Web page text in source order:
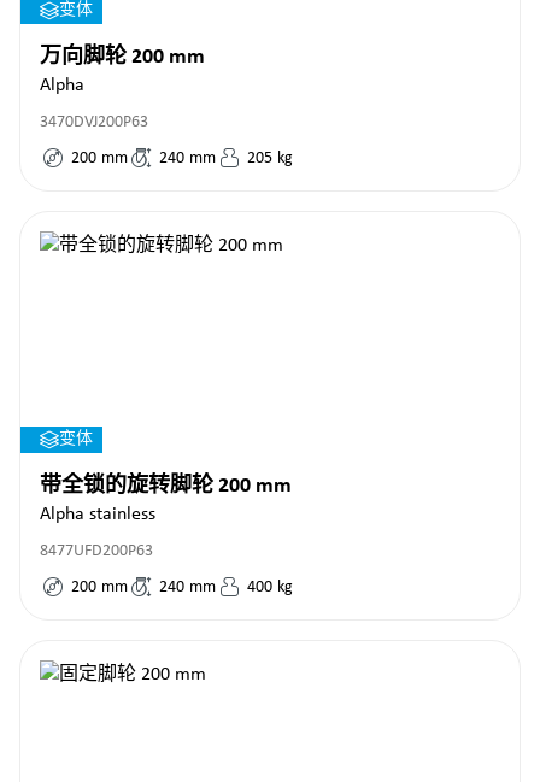
变体
万向脚轮 200 mm
Alpha
3470DVJ200P63
200 mm 240 mm 205 kg
变体
带全锁的旋转脚轮 200 mm
Alpha stainless
8477UFD200P63
200 mm 240 mm 400 kg